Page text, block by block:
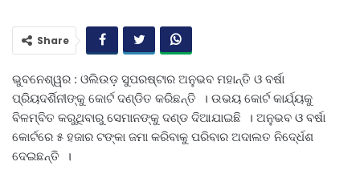
Share
ଭୁବନେଶ୍ୱର : ଓଲିଉଡ଼ ସୁପରଷ୍ଟାର ଅନୁଭବ ମହାନ୍ତି ଓ ବର୍ଷା
ପ୍ରିୟଦର୍ଶିନୀଙ୍କୁ କୋର୍ଟ ଦଣ୍ଡିତ କରିଛନ୍ତି । ଉଭୟ କୋର୍ଟ କାର୍ଯ୍ୟକୁ
ବିଳମ୍ବିତ କରୁଥିବାରୁ ସେମାନଙ୍କୁ ଦଣ୍ଡ ଦିଆଯାଇଛି । ଅନୁଭବ ଓ ବର୍ଷା
କୋର୍ଟରେ ୫ ହଜାର ଟଙ୍କା ଜମା କରିବାକୁ ପରିବାର ଅଦାଲତ ନିଦେ୍ର୍ଧଶ
ଦେଇଛନ୍ତି ।